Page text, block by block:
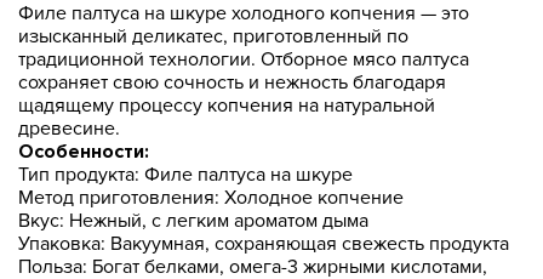
Филе палтуса на шкуре холодного копчения — это
изысканный деликатес, приготовленный по
традиционной технологии. Отборное мясо палтуса
сохраняет свою сочность и нежность благодаря
щадящему процессу копчения на натуральной
древесине.
Особенности:
Тип продукта: Филе палтуса на шкуре
Метод приготовления: Холодное копчение
Вкус: Нежный, с легким ароматом дыма
Упаковка: Вакуумная, сохраняющая свежесть продукта
Польза: Богат белками, омега-3 жирными кислотами,